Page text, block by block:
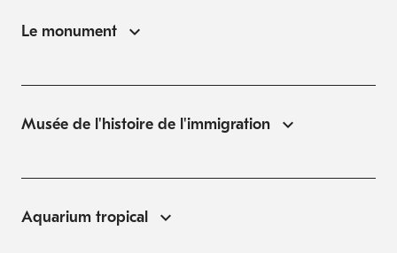
Le monument
Musée de l'histoire de l'immigration
Aquarium tropical